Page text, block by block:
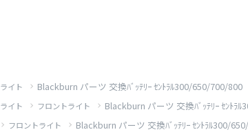
ライト Blackburn パーツ 交換ﾊﾞｯﾃﾘｰ ｾﾝﾄﾗﾙ300/650/700/800
ライト フロントライト Blackburn パーツ 交換ﾊﾞｯﾃﾘｰ ｾﾝﾄﾗ
フロントライト Blackburn パーツ 交換ﾊﾞｯﾃﾘｰ ｾﾝﾄﾗﾙ300/